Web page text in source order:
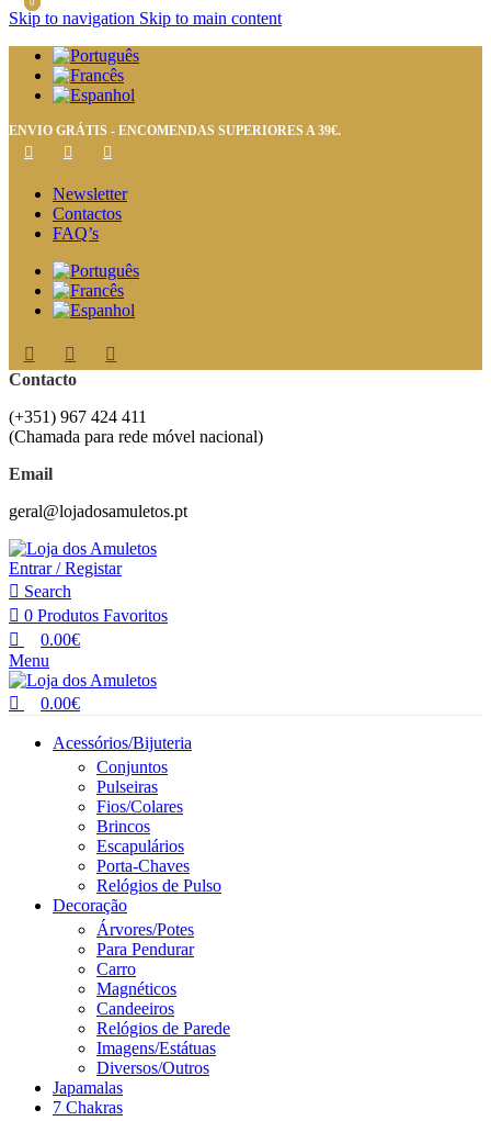
Skip to navigation Skip to main content
ENVIO GRÁTIS - ENCOMENDAS SUPERIORES A 39€.
Newsletter
Contactos
FAQ’s
Contacto
(+351) 967 424 411
(Chamada para rede móvel nacional)
Email
geral@lojadosamuletos.pt
Entrar / Registar
Search
0 Produtos Favoritos
0
0.00€
Menu
0
0.00€
Acessórios/Bijuteria
Conjuntos
Pulseiras
Fios/Colares
Brincos
Escapulários
Porta-Chaves
Relógios de Pulso
Decoração
Árvores/Potes
Para Pendurar
Carro
Magnéticos
Candeeiros
Relógios de Parede
Imagens/Estátuas
Diversos/Outros
Japamalas
7 Chakras